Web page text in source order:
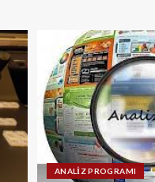
ANALİZ PROGRAMI